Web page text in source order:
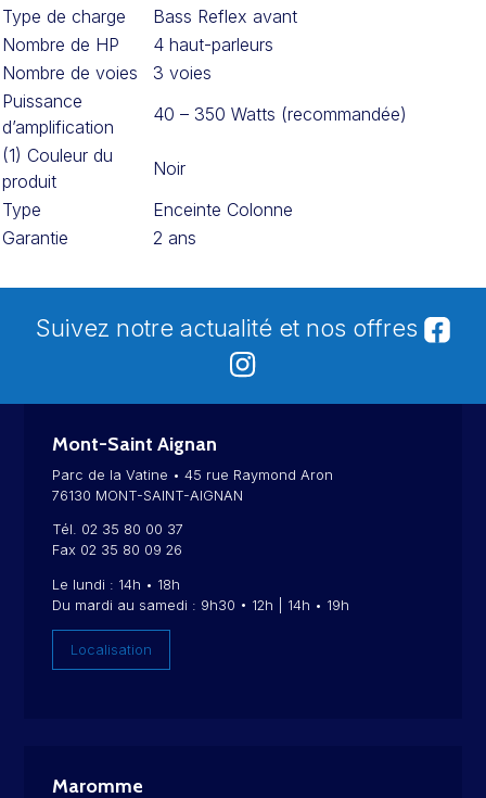
Type de charge
Bass Reflex avant
Nombre de HP
4 haut-parleurs
Nombre de voies
3 voies
Puissance
d’amplification
40 – 350 Watts (recommandée)
(1) Couleur du
produit
Noir
Type
Enceinte Colonne
Garantie
2 ans
Suivez notre actualité et nos offres
Mont-Saint Aignan
Parc de la Vatine • 45 rue Raymond Aron
76130 MONT-SAINT-AIGNAN
Tél. 02 35 80 00 37
Fax 02 35 80 09 26
Le lundi : 14h • 18h
Du mardi au samedi : 9h30 • 12h | 14h • 19h
Localisation
Maromme